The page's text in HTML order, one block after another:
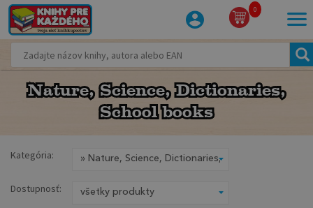
0
Nature, Science, Dictionaries,
School books
Nature, Science, Dictionaries,
School books
Kategória:
Dostupnosť: